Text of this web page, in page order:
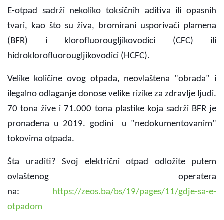
E-otpad sadrži nekoliko toksičnih aditiva ili opasnih
tvari, kao što su živa, bromirani usporivači plamena
(BFR) i klorofluorougljikovodici (CFC) ili
hidroklorofluorougljikovodici (HCFC).
Velike količine ovog otpada, neovlaštena "obrada" i
ilegalno odlaganje donose velike rizike za zdravlje ljudi.
70 tona žive i 71.000 tona plastike koja sadrži BFR je
pronađena u 2019. godini u "nedokumentovanim"
tokovima otpada.
Šta uraditi? Svoj električni otpad odložite putem
ovlaštenog operatera
na: https://zeos.ba/bs/19/pages/11/gdje-sa-e-
otpadom